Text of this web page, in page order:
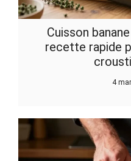
Cuisson
recette rapide
4